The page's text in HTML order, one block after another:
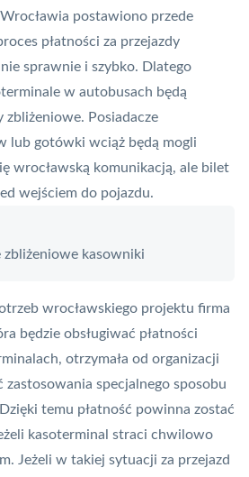
postawiono przede
płatności za przejazdy
sprawnie i szybko. Dlatego
w autobusach będą
Posiadacze
lub gotówki wciąż będą mogli
wrocławską komunikacją, ale bilet
wejściem do pojazdu.
zbliżeniowe kasowniki
wrocławskiego projektu firma
będzie obsługiwać płatności
otrzymała od organizacji
zastosowania specjalnego sposobu
temu płatność powinna zostać
kasoterminal straci chwilowo
Jeżeli w takiej sytuacji za przejazd